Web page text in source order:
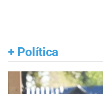
+ Política